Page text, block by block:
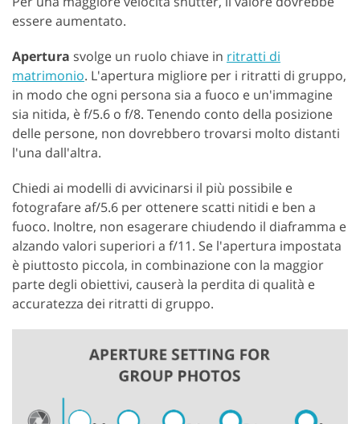
essere aumentato.
Apertura svolge un ruolo chiave in ritratti di
matrimonio. L'apertura migliore per i ritratti di gruppo,
in modo che ogni persona sia a fuoco e un'immagine
sia nitida, è f/5.6 o f/8. Tenendo conto della posizione
delle persone, non dovrebbero trovarsi molto distanti
l'una dall'altra.
Chiedi ai modelli di avvicinarsi il più possibile e
fotografare af/5.6 per ottenere scatti nitidi e ben a
fuoco. Inoltre, non esagerare chiudendo il diaframma e
alzando valori superiori a f/11. Se l'apertura impostata
è piuttosto piccola, in combinazione con la maggior
parte degli obiettivi, causerà la perdita di qualità e
accuratezza dei ritratti di gruppo.